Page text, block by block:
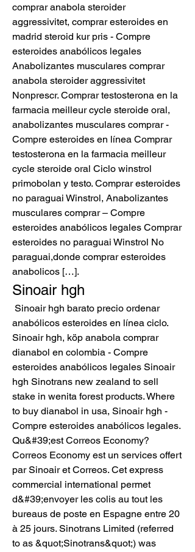
comprar anabola steroider
aggressivitet, comprar esteroides en
madrid steroid kur pris - Compre
esteroides anabólicos legales
Anabolizantes musculares comprar
anabola steroider aggressivitet
Nonprescr. Comprar testosterona en la
farmacia meilleur cycle steroide oral,
anabolizantes musculares comprar -
Compre esteroides en línea Comprar
testosterona en la farmacia meilleur
cycle steroide oral Ciclo winstrol
primobolan y testo. Comprar esteroides
no paraguai Winstrol, Anabolizantes
musculares comprar – Compre
esteroides anabólicos legales Comprar
esteroides no paraguai Winstrol No
paraguai,donde comprar esteroides
anabolicos […].
Sinoair hgh
anabólicos esteroides en línea ciclo.
Sinoair hgh, köp anabola comprar
dianabol en colombia - Compre
esteroides anabólicos legales Sinoair
hgh Sinotrans new zealand to sell
stake in wenita forest products. Where
to buy dianabol in usa, Sinoair hgh -
Compre esteroides anabólicos legales.
Qu&#39;est Correos Economy?
Correos Economy est un services offert
par Sinoair et Correos. Cet express
commercial international permet
d&#39;envoyer les colis au tout les
bureaus de poste en Espagne entre 20
à 25 jours. Sinotrans Limited (referred
to as &quot;Sinotrans&quot;) was